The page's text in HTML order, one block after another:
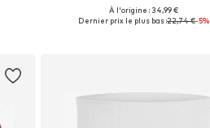
Tailles disponibles: XS, S, M, XL
À l'origine : 34,99 €
Dernier prix le plus bas :22,74 €-5%